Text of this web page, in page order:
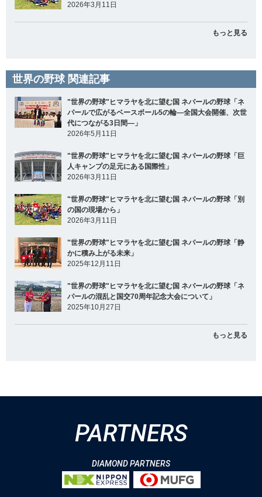
2026年3月11日
もっと見る
世界の野球 関連記事
"世界の野球"ヒマラヤを北に望む国 ネパールの野球「ネ
パールで広がるベースボール5の輪―全国大会開催、次世
代につながる3日間―」
2026年5月11日
"世界の野球"ヒマラヤを北に望む国 ネパールの野球「巨
人キャンプの足元にある国際性」
2026年3月11日
"世界の野球"ヒマラヤを北に望む国 ネパールの野球「別
の国の現場から」
2026年3月11日
"世界の野球"ヒマラヤを北に望む国 ネパールの野球「静
かに積み上がる未来」
2025年12月11日
"世界の野球"ヒマラヤを北に望む国 ネパールの野球「ネ
パールの混乱と国交70周年記念大会について」
2025年10月27日
もっと見る
PARTNERS
DIAMOND PARTNERS